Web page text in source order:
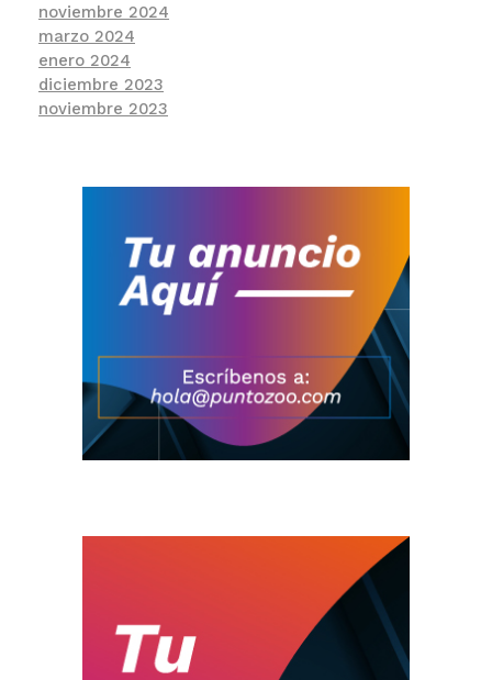
noviembre 2024
marzo 2024
enero 2024
diciembre 2023
noviembre 2023